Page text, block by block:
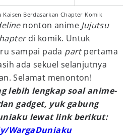
Berdasarkan Chapter Komik
nonton anime Jujutsu
di komik. Untuk
sampai pada partpertama
ada sekuel selanjutnya
Selamat menonton!
lebih lengkap soal anime-
gadget, yuk gabung
lewat link berikut:
WargaDuniaku